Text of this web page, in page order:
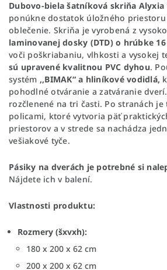
Dubovo-biela šatníková skriňa Alyxia
ponúkne dostatok úložného priestoru
oblečenie. Skriňa je vyrobená z
laminovanej dosky (DTD) o hrúbke
voči poškriabaniu, vlhkosti a vysokej
sú upravené kvalitnou PVC dyhou.
systém ,,BIMAK“ a hliníkové vodidlá,
pohodlné otváranie a zatváranie
rozčlenené na tri časti. Po stranách je
policami, ktoré vytvoria päť
priestorov a v strede sa nachádza
vešiakové tyče.
Pásiky na dverách je potrebné si
Nájdete ich v balení.
Vlastnosti produktu:
Rozmery (šxvxh):
180 x 200 x 62 cm
200 x 200 x 62 cm